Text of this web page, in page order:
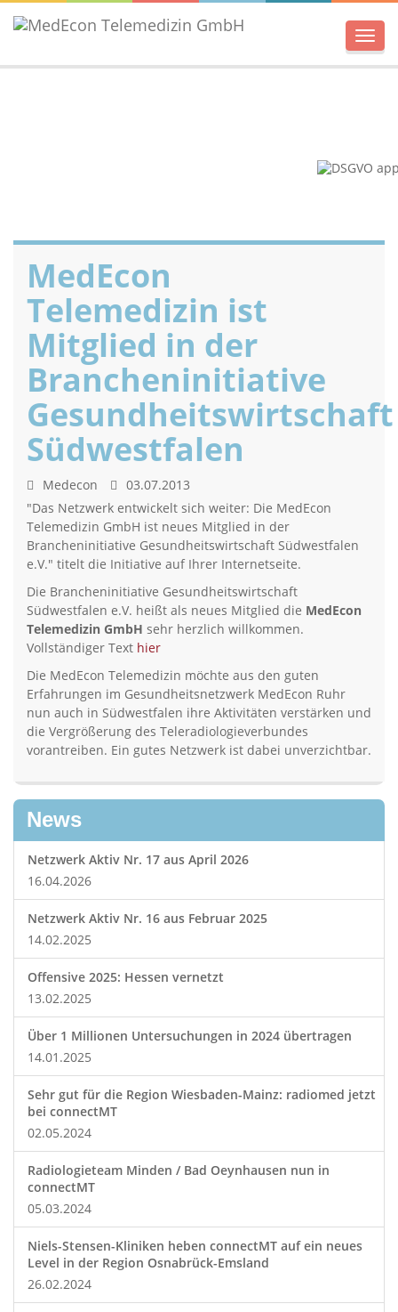
Menü
MedEcon
Telemedizin ist
Mitglied in der
Brancheninitiative
Gesundheitswirtschaft
Südwestfalen
Medecon
03.07.2013
"Das Netzwerk entwickelt sich weiter: Die MedEcon
Telemedizin GmbH ist neues Mitglied in der
Brancheninitiative Gesundheitswirtschaft Südwestfalen
e.V." titelt die Initiative auf Ihrer Internetseite.
Die Brancheninitiative Gesundheitswirtschaft
Südwestfalen e.V. heißt als neues Mitglied die MedEcon
Telemedizin GmbH sehr herzlich willkommen.
Vollständiger Text hier
Die MedEcon Telemedizin möchte aus den guten
Erfahrungen im Gesundheitsnetzwerk MedEcon Ruhr
nun auch in Südwestfalen ihre Aktivitäten verstärken und
die Vergrößerung des Teleradiologieverbundes
vorantreiben. Ein gutes Netzwerk ist dabei unverzichtbar.
News
Netzwerk Aktiv Nr. 17 aus April 2026
16.04.2026
Netzwerk Aktiv Nr. 16 aus Februar 2025
14.02.2025
Offensive 2025: Hessen vernetzt
13.02.2025
Über 1 Millionen Untersuchungen in 2024 übertragen
14.01.2025
Sehr gut für die Region Wiesbaden-Mainz: radiomed jetzt
bei connectMT
02.05.2024
Radiologieteam Minden / Bad Oeynhausen nun in
connectMT
05.03.2024
Niels-Stensen-Kliniken heben connectMT auf ein neues
Level in der Region Osnabrück-Emsland
26.02.2024